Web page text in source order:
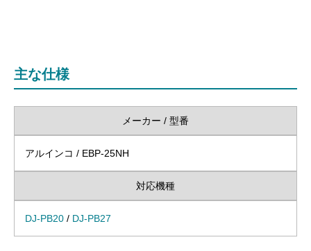
主な仕様
メーカー / 型番
アルインコ / EBP-25NH
対応機種
DJ-PB20 / DJ-PB27